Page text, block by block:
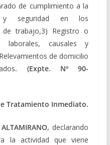
de cumplimiento a la
y seguridad en los
de trabajo,3) Registro o
laborales, causales y
de domicilio
. (Expte. Nº 90-
Tratamiento Inmediato.
, declarando
la actividad que viene